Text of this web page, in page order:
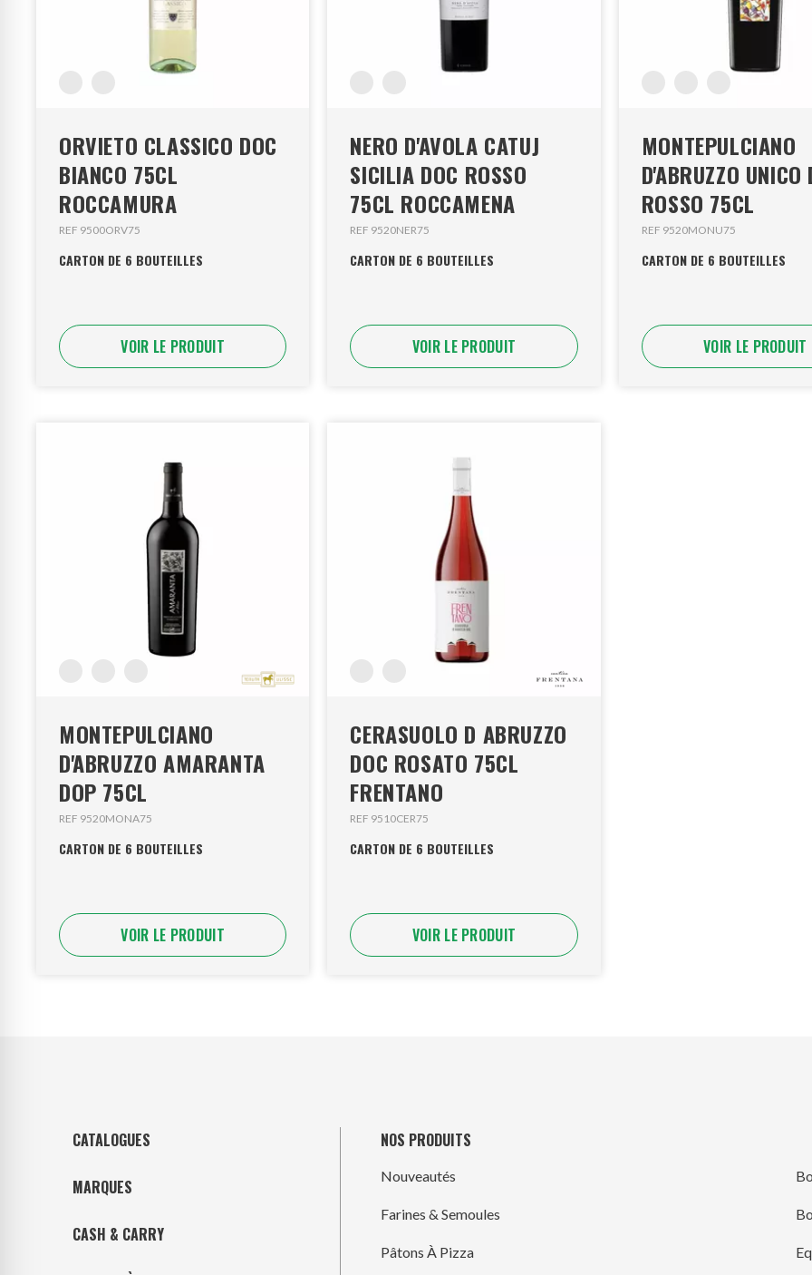
ORVIETO CLASSICO DOC
BIANCO 75CL
ROCCAMURA
REF 9500ORV75
CARTON DE 6 BOUTEILLES
VOIR LE PRODUIT
NERO D'AVOLA CATUJ
SICILIA DOC ROSSO
75CL ROCCAMENA
REF 9520NER75
CARTON DE 6 BOUTEILLES
VOIR LE PRODUIT
MONTEPULCIANO
D'ABRUZZO UNICO
ROSSO 75CL
REF 9520MONU75
CARTON DE 6 BOUTEILLES
VOIR LE PRODUIT
MONTEPULCIANO
D'ABRUZZO AMARANTA
DOP 75CL
REF 9520MONA75
CARTON DE 6 BOUTEILLES
VOIR LE PRODUIT
CERASUOLO D ABRUZZO
DOC ROSATO 75CL
FRENTANO
REF 9510CER75
CARTON DE 6 BOUTEILLES
VOIR LE PRODUIT
CATALOGUES
MARQUES
CASH & CARRY
NOS PRODUITS
Nouveautés
Farines & Semoules
Pâtons À Pizza